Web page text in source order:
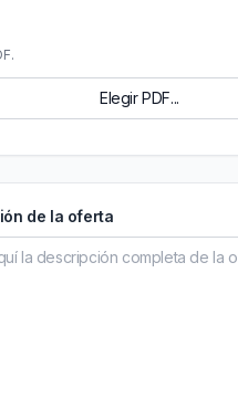
Elegir PDF...
de la oferta